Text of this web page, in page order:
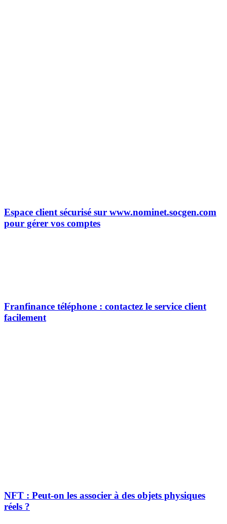
Espace client sécurisé sur www.nominet.socgen.com
pour gérer vos comptes
Franfinance téléphone : contactez le service client
facilement
NFT : Peut-on les associer à des objets physiques
réels ?